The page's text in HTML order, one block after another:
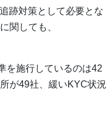
跡対策として必要とな
関しても、
を施行しているのは42
が49社、緩いKYC状況